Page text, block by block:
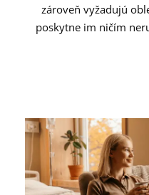
zároveň vyžadujú
poskytne im ničím